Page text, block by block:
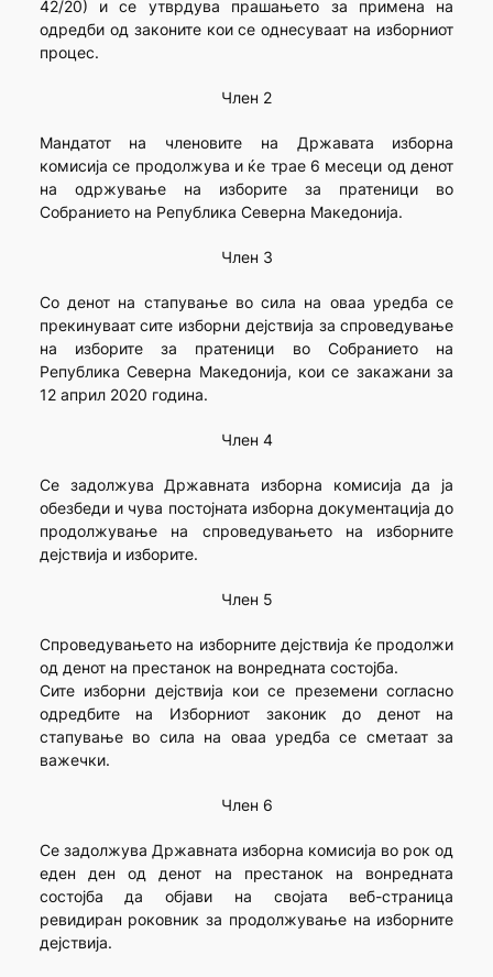
42/20) и се утврдува прашањето за примена на
одредби од законите кои се однесуваат на изборниот
процес.
Член 2
Мандатот на членовите на Државата изборна
комисија се продолжува и ќе трае 6 месеци од денот
на одржување на изборите за пратеници во
Собранието на Република Северна Македонија.
Член 3
Со денот на стапување во сила на оваа уредба се
прекинуваат сите изборни дејствија за спроведување
на изборите за пратеници во Собранието на
Република Северна Македонија, кои се закажани за
12 април 2020 година.
Член 4
Се задолжува Државната изборна комисија да ја
обезбеди и чува постојната изборна документација до
продолжување на спроведувањето на изборните
дејствија и изборите.
Член 5
Спроведувањето на изборните дејствија ќе продолжи
од денот на престанок на вонредната состојба.
Сите изборни дејствија кои се преземени согласно
одредбите на Изборниот законик до денот на
стапување во сила на оваа уредба се сметаат за
важечки.
Член 6
Се задолжува Државната изборна комисија во рок од
еден ден од денот на престанок на вонредната
состојба да објави на својата веб-страница
ревидиран роковник за продолжување на изборните
дејствија.